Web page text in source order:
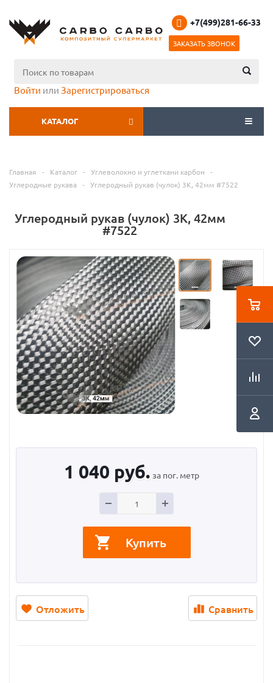
Войти или Зарегистрироваться
+7(499)281-66-33
ЗАКАЗАТЬ ЗВОНОК
МЕНЮКАТАЛОГ
Главная - Каталог - Углеволокно и углеткани карбон
-
Углеродные рукава - Углеродный рукав (чулок) 3К, 42мм #7522
Углеродный рукав (чулок) 3К, 42мм
#7522
1 040 руб. за пог. метр
Купить
Отложить Сравнить